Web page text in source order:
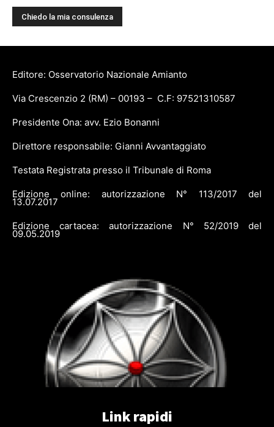
Editore: Osservatorio Nazionale Amianto
Via Crescenzio 2 (RM) – 00193 – C.F: 97521310587
Presidente Ona: avv. Ezio Bonanni
Direttore responsabile: Gianni Avvantaggiato
Testata Registrata presso il Tribunale di Roma
Edizione online: autorizzazione N° 113/2017 del
13.07.2017
Edizione cartacea: autorizzazione N° 52/2019 del
09.05.2019
Link rapidi